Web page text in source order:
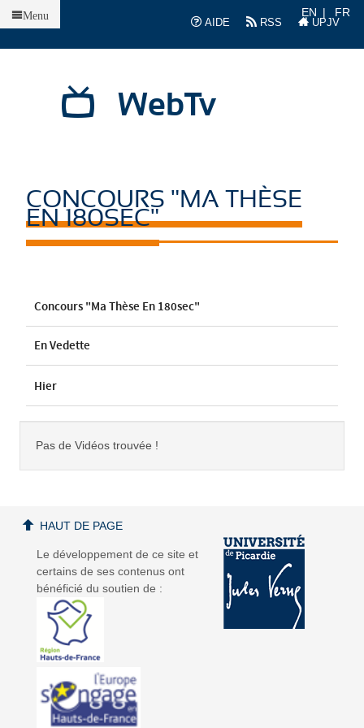
AIDE
RSS UPJV
EN FR
WebTv
Menu
CONCOURS "MA THÈSE
EN 180SEC"
Concours "Ma Thèse En 180sec"
En Vedette
Hier
Pas de Vidéos trouvée !
Le développement de ce site et
certains de ses contenus ont
bénéficié du soutien de :
HAUT DE PAGE